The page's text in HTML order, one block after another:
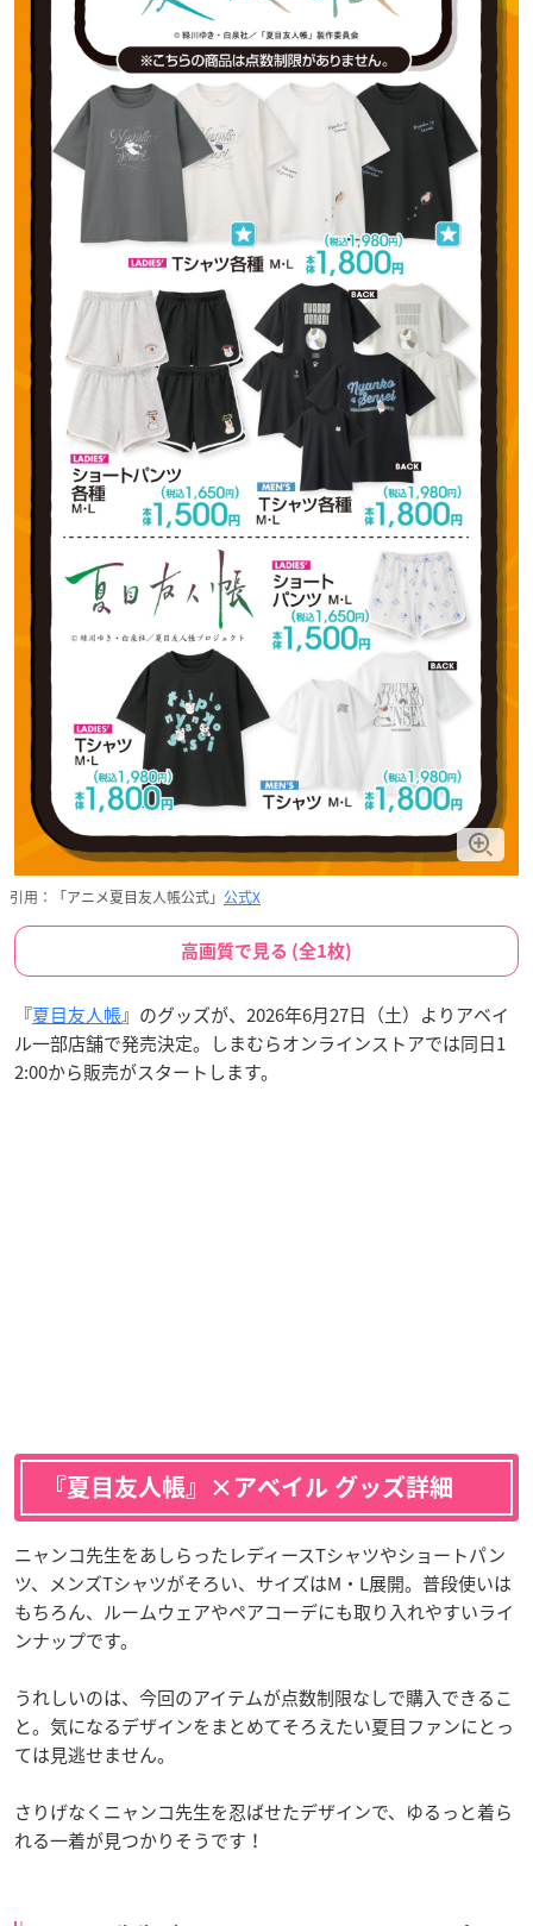
引用：「アニメ夏目友人帳公式」 公式X
高画質で見る (全1枚)
『夏目友人帳』のグッズが、2026年6月27日（土）よりアベイ
ル一部店舗で発売決定。しまむらオンラインストアでは同日1
2:00から販売がスタートします。
『夏目友人帳』×アベイル グッズ詳細
ニャンコ先生をあしらったレディースTシャツやショートパン
ツ、メンズTシャツがそろい、サイズはM・L展開。普段使いは
もちろん、ルームウェアやペアコーデにも取り入れやすいライ
ンナップです。
うれしいのは、今回のアイテムが点数制限なしで購入できるこ
と。気になるデザインをまとめてそろえたい夏目ファンにとっ
ては見逃せません。
さりげなくニャンコ先生を忍ばせたデザインで、ゆるっと着ら
れる一着が見つかりそうです！